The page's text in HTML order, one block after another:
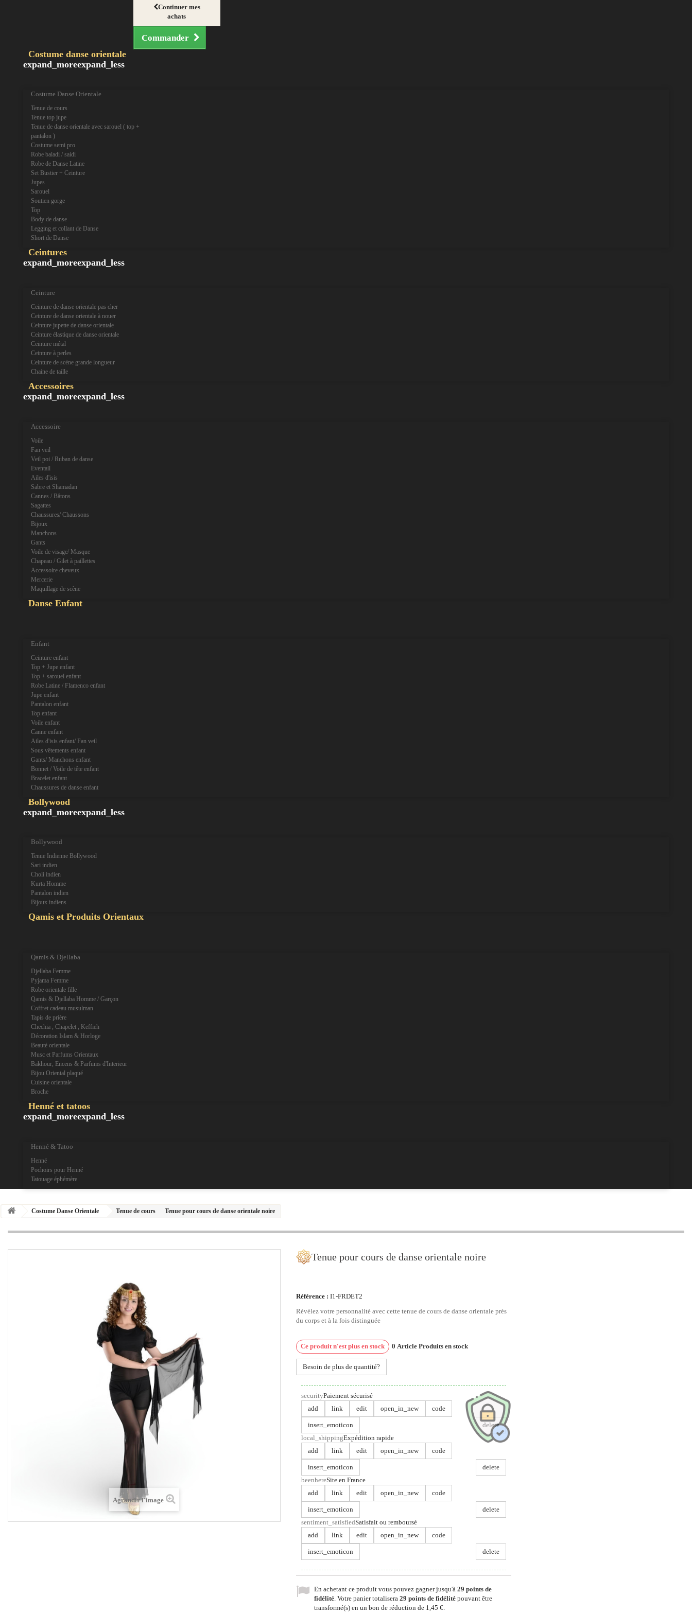
Continuer mes
achats
Commander
Costume danse orientale
expand_moreexpand_less
Costume Danse Orientale
Tenue de cours
Tenue top jupe
Tenue de danse orientale avec sarouel ( top +
pantalon )
Costume semi pro
Robe baladi / saidi
Robe de Danse Latine
Set Bustier + Ceinture
Jupes
Sarouel
Soutien gorge
Top
Body de danse
Legging et collant de Danse
Short de Danse
Ceintures
expand_moreexpand_less
Ceinture
Ceinture de danse orientale pas cher
Ceinture de danse orientale à nouer
Ceinture jupette de danse orientale
Ceinture élastique de danse orientale
Ceinture métal
Ceinture à perles
Ceinture de scène grande longueur
Chaine de taille
Accessoires
expand_moreexpand_less
Accessoire
Voile
Fan veil
Veil poi / Ruban de danse
Eventail
Ailes d'isis
Sabre et Shamadan
Cannes / Bâtons
Sagattes
Chaussures/ Chaussons
Bijoux
Manchons
Gants
Voile de visage/ Masque
Chapeau / Gilet à paillettes
Accessoire cheveux
Mercerie
Maquillage de scène
Danse Enfant
Enfant
Ceinture enfant
Top + Jupe enfant
Top + sarouel enfant
Robe Latine / Flamenco enfant
Jupe enfant
Pantalon enfant
Top enfant
Voile enfant
Canne enfant
Ailes d'isis enfant/ Fan veil
Sous vêtements enfant
Gants/ Manchons enfant
Bonnet / Voile de tête enfant
Bracelet enfant
Chaussures de danse enfant
Bollywood
expand_moreexpand_less
Bollywood
Tenue Indienne Bollywood
Sari indien
Choli indien
Kurta Homme
Pantalon indien
Bijoux indiens
Qamis et Produits Orientaux
Qamis & Djellaba
Djellaba Femme
Pyjama Femme
Robe orientale fille
Qamis & Djellaba Homme / Garçon
Coffret cadeau musulman
Tapis de prière
Chechia , Chapelet , Keffieh
Décoration Islam & Horloge
Beauté orientale
Musc et Parfums Orientaux
Bakhour, Encens & Parfums d'Interieur
Bijou Oriental plaqué
Cuisine orientale
Broche
Henné et tatoos
expand_moreexpand_less
Henné & Tatoo
Henné
Pochoirs pour Henné
Tatouage éphémère
Costume Danse Orientale Tenue de cours Tenue pour cours de danse orientale noire
Agrandir l'image
Tenue pour cours de danse orientale noire
Référence : I1-FRDET2
Révélez votre personnalité avec cette tenue de cours de danse orientale près
du corps et à la fois distinguée
Ce produit n'est plus en stock 0 Article Produits en stock
Besoin de plus de quantité?
securityPaiement sécurisé
add
link edit open_in_new code
insert_emoticon
delete
local_shippingExpédition rapide
add
link edit open_in_new code
insert_emoticon
delete
beenhereSite en France
add
link edit open_in_new code
insert_emoticon
delete
sentiment_satisfiedSatisfait ou remboursé
add
link edit open_in_new code
insert_emoticon delete
En achetant ce produit vous pouvez gagner jusqu'à 29 points de
fidélité. Votre panier totalisera 29 points de fidélité pouvant être
transformé(s) en un bon de réduction de 1,45 €.